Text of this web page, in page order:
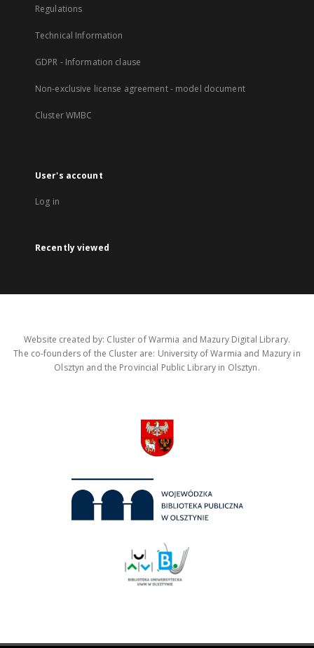
Regulations
Technical Information
GDPR - Information clause
Non-exclusive license agreement - model document
Cluster WMBC
User's account
Log in
Recently viewed
Website created by: Cluster of Warmia and Mazury Digital Library.
The co-founders of the Cluster are: University of Warmia and Mazury in
Olsztyn and the Provincial Public Library in Olsztyn.